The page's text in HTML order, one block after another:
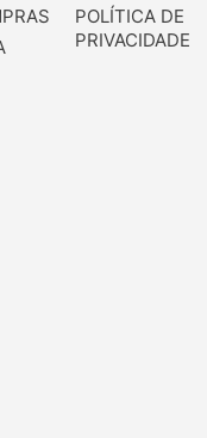
POLÍTICA DE
PRIVACIDADE